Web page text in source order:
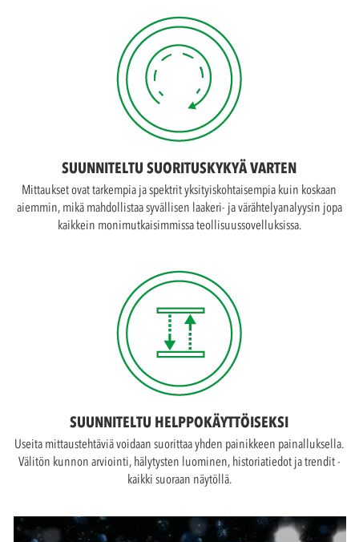
SUUNNITELTU SUORITUSKYKYÄ VARTEN
Mittaukset ovat tarkempia ja spektrit yksityiskohtaisempia kuin koskaan
aiemmin, mikä mahdollistaa syvällisen laakeri- ja värähtelyanalyysin jopa
kaikkein monimutkaisimmissa teollisuussovelluksissa.
SUUNNITELTU HELPPOKÄYTTÖISEKSI
Useita mittaustehtäviä voidaan suorittaa yhden painikkeen painalluksella.
Välitön kunnon arviointi, hälytysten luominen, historiatiedot ja trendit -
kaikki suoraan näytöllä.